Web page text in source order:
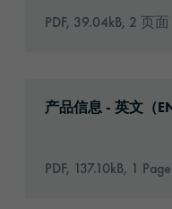
PDF, 39.04kB, 2 页面
产品信息 - 英文（
PDF, 137.10kB, 1 Page